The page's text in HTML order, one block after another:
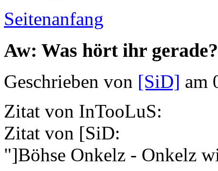
Seitenanfang
Aw: Was hört ihr gerade?
Geschrieben von [SiD] am
Zitat von InTooLuS:
Zitat von [SiD:
"]Böhse Onkelz - Onkelz